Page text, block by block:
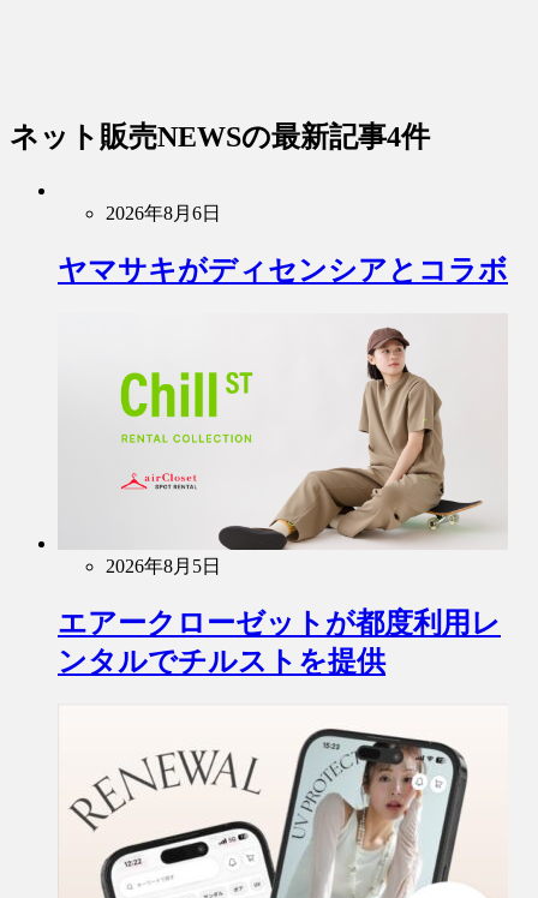
ネット販売NEWSの最新記事4件
2026年8月6日
ヤマサキがディセンシアとコラボ
2026年8月5日
エアークローゼットが都度利用レ
ンタルでチルストを提供